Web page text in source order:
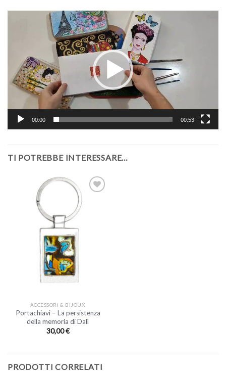
00:00 00:53
TI POTREBBE INTERESSARE…
ACCESSORI & BIJOUX
Portachiavi – La persistenza
della memoria di Dalì
30,00€
PRODOTTI CORRELATI